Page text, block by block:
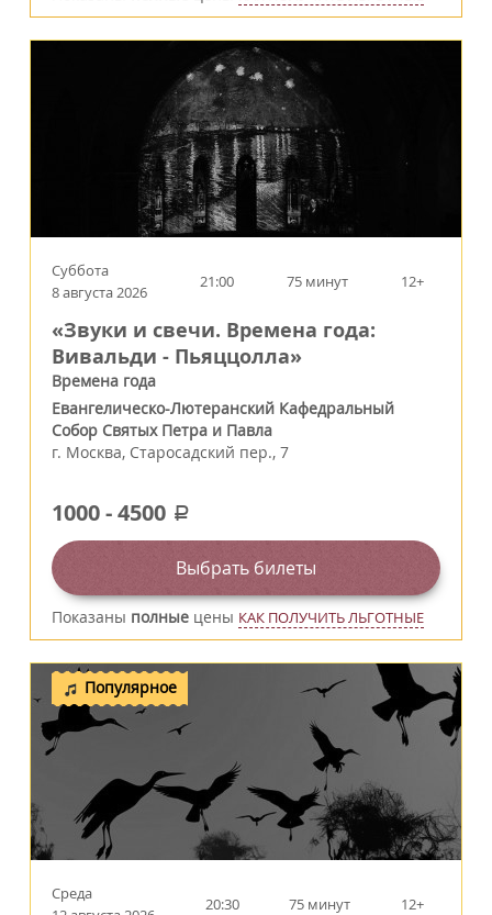
Суббота
8 августа 2026
21:00 75 минут 12+
«Звуки и свечи. Времена года:
Вивальди - Пьяццолла»
Времена года
Евангелическо-Лютеранский Кафедральный
Собор Святых Петра и Павла
г. Москва, Старосадский пер., 7
1000-4500 a
Выбрать билеты
Показаны полные цены КАК ПОЛУЧИТЬ ЛЬГОТНЫЕ
Популярное
Среда
20:30 75 минут 12+